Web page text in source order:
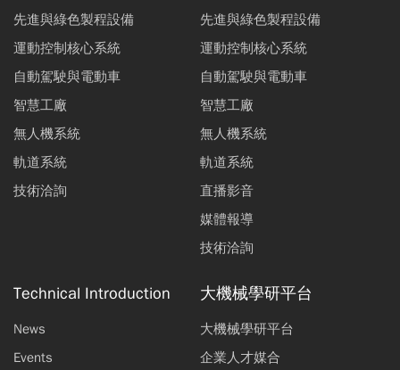
先進與綠色製程設備
運動控制核心系統
自動駕駛與電動車
智慧工廠
無人機系統
軌道系統
技術洽詢
先進與綠色製程設備
運動控制核心系統
自動駕駛與電動車
智慧工廠
無人機系統
軌道系統
直播影音
媒體報導
技術洽詢
Technical Introduction
News
Events
大機械學研平台
大機械學研平台
企業人才媒合